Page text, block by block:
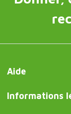
Aide
Informations